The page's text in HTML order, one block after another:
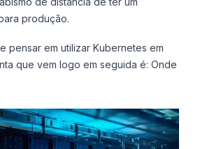
produção.
pensar em utilizar Kubernetes em
que vem logo em seguida é: Onde